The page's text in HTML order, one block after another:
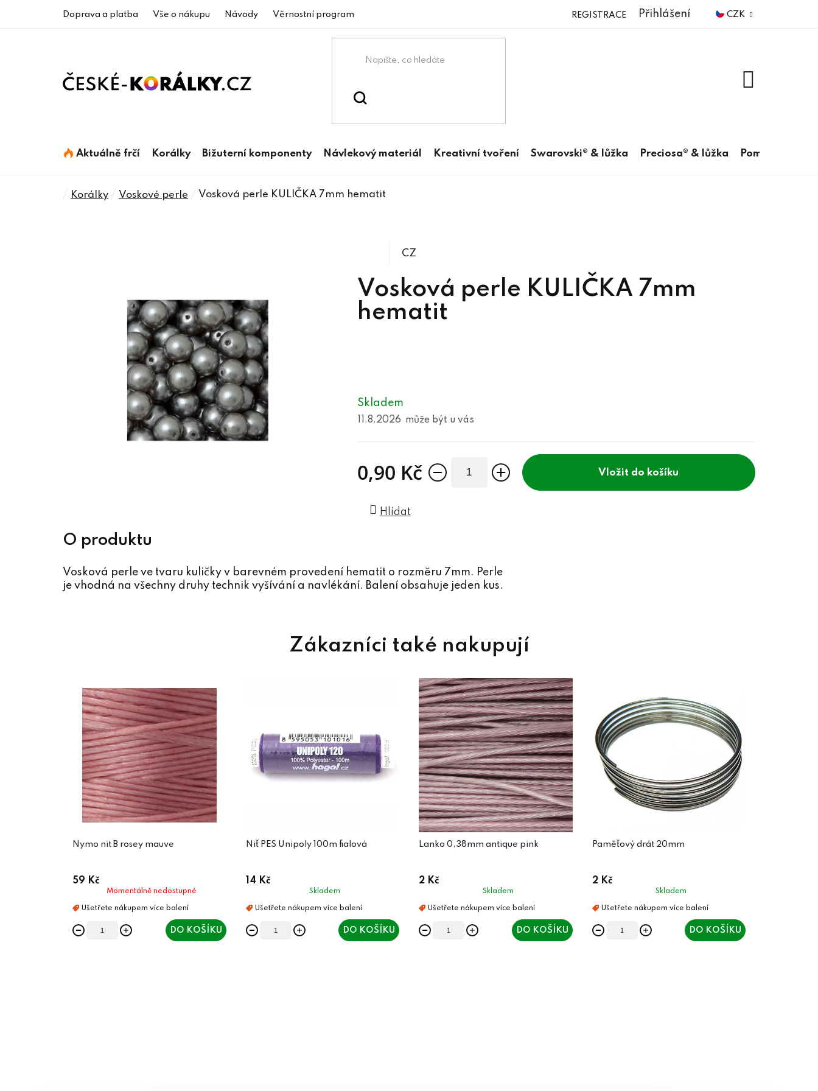
Doprava a platba Vše o nákupu Návody Věrnostní program CZK
Přihlášení
REGISTRACE
Aktuálně frčí Korálky Bižuterní komponenty Návlekový materiál Kreativní tvoření Swarovski® & lůžka Preciosa® & lůžka Pomůcky
Domů
Korálky Voskové perle Vosková perle KULIČKA 7mm hematit
Vosková perle KULIČKA 7mm
hematit
CZ
Skladem
11.8.2026
0,90 Kč do košíku
Hlídat
Vosková perle ve tvaru kuličky v barevném provedení hematit o rozměru 7mm. Perle
je vhodná na všechny druhy technik vyšívání a navlékání. Balení obsahuje jeden kus.
Nymo nit B rosey mauve
59 Kč
Momentálně nedostupné
DO KOŠÍKU
Niť PES Unipoly 100m fialová
14 Kč
Skladem
DO KOŠÍKU
Lanko 0,38mm antique pink
2 Kč
Skladem
DO KOŠÍKU
Paměťový drát 20mm
2 Kč
Skladem
DO KOŠÍKU